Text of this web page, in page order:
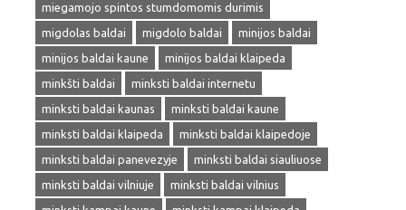
miegamojo spintos stumdomomis durimis
migdolas baldai
migdolo baldai
minijos baldai
minijos baldai kaune
minijos baldai klaipeda
minkšti baldai
minksti baldai internetu
minksti baldai kaunas
minksti baldai kaune
minksti baldai klaipeda
minksti baldai klaipedoje
minksti baldai panevezyje
minksti baldai siauliuose
minksti baldai vilniuje
minksti baldai vilnius